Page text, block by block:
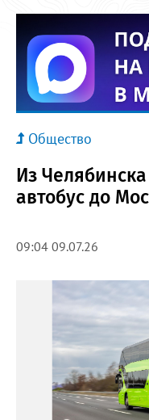
Общество
Из
автобус до
09:04 09.07.26